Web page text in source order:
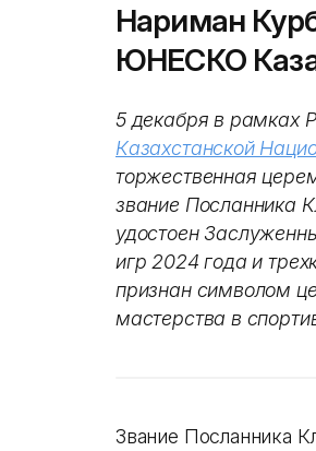
Нариман
ЮНЕСКО
5 декабря в рамках
Казахстанской
торжественная
звание Посланника
удостоен
игр 2024 года и
признан символом
мастерства в
Звание Посланника